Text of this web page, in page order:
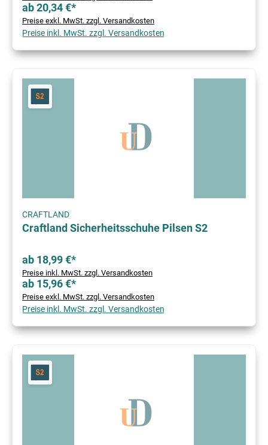
ab 20,34 €*
Preise exkl. MwSt. zzgl. Versandkosten
Preise inkl. MwSt. zzgl. Versandkosten
CRAFTLAND
Craftland Sicherheitsschuhe Pilsen S2
ab 18,99 €*
Preise inkl. MwSt. zzgl. Versandkosten
ab 15,96 €*
Preise exkl. MwSt. zzgl. Versandkosten
Preise inkl. MwSt. zzgl. Versandkosten